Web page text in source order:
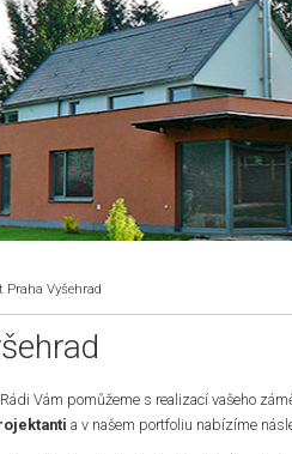
Praha Vyšehrad
Vám pomůžeme s realizací vašeho
a v našem portfoliu nabízíme